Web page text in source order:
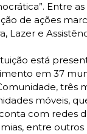
Entre
de ações
Lazer e
está
em 37
três
móveis,
com redes
entre outros